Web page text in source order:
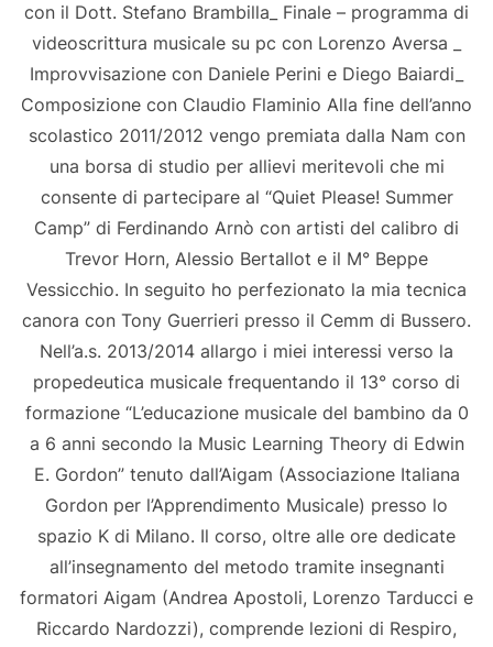
con il Dott. Stefano Brambilla_ Finale – programma di
videoscrittura musicale su pc con Lorenzo Aversa _
Improvvisazione con Daniele Perini e Diego Baiardi_
Composizione con Claudio Flaminio Alla fine dell’anno
scolastico 2011/2012 vengo premiata dalla Nam con
una borsa di studio per allievi meritevoli che mi
consente di partecipare al “Quiet Please! Summer
Camp” di Ferdinando Arnò con artisti del calibro di
Trevor Horn, Alessio Bertallot e il M° Beppe
Vessicchio. In seguito ho perfezionato la mia tecnica
canora con Tony Guerrieri presso il Cemm di Bussero.
Nell’a.s. 2013/2014 allargo i miei interessi verso la
propedeutica musicale frequentando il 13° corso di
formazione “L’educazione musicale del bambino da 0
a 6 anni secondo la Music Learning Theory di Edwin
E. Gordon” tenuto dall’Aigam (Associazione Italiana
Gordon per l’Apprendimento Musicale) presso lo
spazio K di Milano. Il corso, oltre alle ore dedicate
all’insegnamento del metodo tramite insegnanti
formatori Aigam (Andrea Apostoli, Lorenzo Tarducci e
Riccardo Nardozzi), comprende lezioni di Respiro,